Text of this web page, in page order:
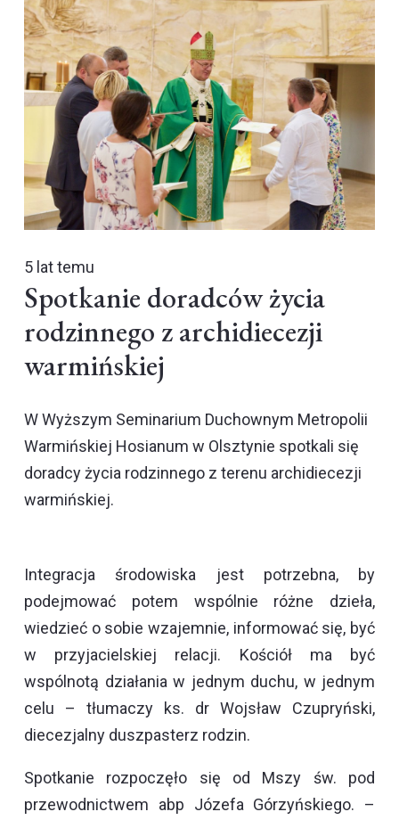
5 lat temu
Spotkanie doradców życia
rodzinnego z archidiecezji
warmińskiej
W Wyższym Seminarium Duchownym Metropolii
Warmińskiej Hosianum w Olsztynie spotkali się
doradcy życia rodzinnego z terenu archidiecezji
warmińskiej.
Integracja środowiska jest potrzebna, by
podejmować potem wspólnie różne dzieła,
wiedzieć o sobie wzajemnie, informować się, być
w przyjacielskiej relacji. Kościół ma być
wspólnotą działania w jednym duchu, w jednym
celu – tłumaczy ks. dr Wojsław Czupryński,
diecezjalny duszpasterz rodzin.
Spotkanie rozpoczęło się od Mszy św. pod
przewodnictwem abp Józefa Górzyńskiego. –